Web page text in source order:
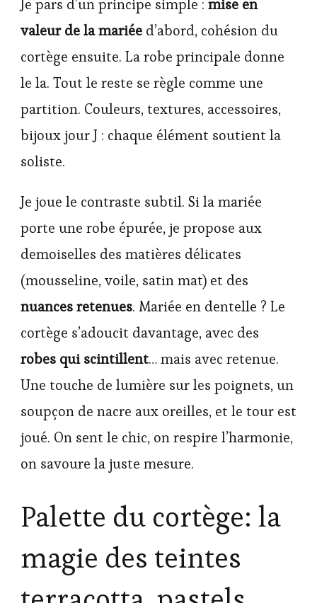
Je pars d’un principe simple : mise en
valeur de la mariée d’abord, cohésion du
cortège ensuite. La robe principale donne
le la. Tout le reste se règle comme une
partition. Couleurs, textures, accessoires,
bijoux jour J : chaque élément soutient la
soliste.
Je joue le contraste subtil. Si la mariée
porte une robe épurée, je propose aux
demoiselles des matières délicates
(mousseline, voile, satin mat) et des
nuances retenues. Mariée en dentelle ? Le
cortège s’adoucit davantage, avec des
robes qui scintillent… mais avec retenue.
Une touche de lumière sur les poignets, un
soupçon de nacre aux oreilles, et le tour est
joué. On sent le chic, on respire l’harmonie,
on savoure la juste mesure.
Palette du cortège: la
magie des teintes